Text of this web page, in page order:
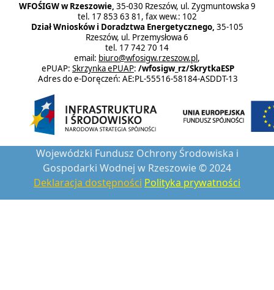
WFOŚIGW w Rzeszowie, 35-030 Rzeszów, ul. Zygmuntowska 9
tel. 17 853 63 81, fax wew.: 102
Dział Wniosków i Doradztwa Energetycznego, 35-105
Rzeszów, ul. Przemysłowa 6
tel. 17 742 70 14
email: biuro@wfosigw.rzeszow.pl,
ePUAP: Skrzynka ePUAP: /wfosigw_rz/SkrytkaESP
Adres do e-Doręczeń: AE:PL-55516-58184-ASDDT-13
Wojewódzki Fundusz Ochrony Środowiska i
Gospodarki Wodnej w Rzeszowie © 2024
Deklaracja dostępności Polityka prywatności